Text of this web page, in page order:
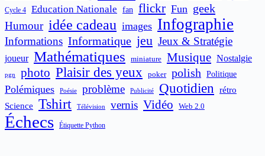
Cycle 4 Education Nationale fan flickr Fun geek
Humour idée cadeau images Infographie
Informations Informatique jeu Jeux & Stratégie
joueur Mathématiques miniature Musique Nostalgie
pgn photo Plaisir des yeux poker polish Politique
Polémiques Poésie problème Publicité Quotidien
rétro
Science
Tshirt Télévision vernis Vidéo Web 2.0
Échecs Étiquette Python